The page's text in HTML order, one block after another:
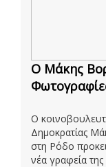
Ο Μάκης
Ο
Δημοκρατίας
στη Ρόδο
νέα γραφεία